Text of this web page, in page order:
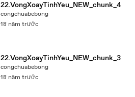
22.VongXoayTinhYeu_NEW_chunk_4
congchuabebong
18 năm trước
22.VongXoayTinhYeu_NEW_chunk_3
congchuabebong
18 năm trước